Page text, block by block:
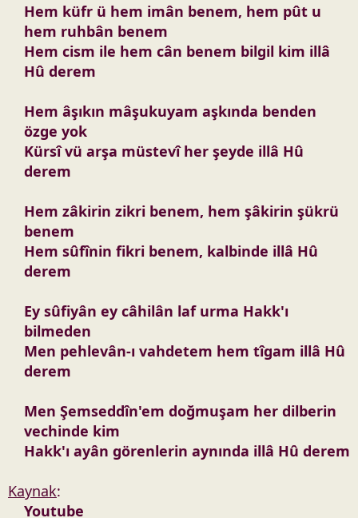
Hem küfr ü hem imân benem, hem pût u
hem ruhbân benem
Hem cism ile hem cân benem bilgil kim illâ
Hû derem
Hem âşıkın mâşukuyam aşkında benden
özge yok
Kürsî vü arşa müstevî her şeyde illâ Hû
derem
Hem zâkirin zikri benem, hem şâkirin şükrü
benem
Hem sûfînin fikri benem, kalbinde illâ Hû
derem
Ey sûfiyân ey câhilân laf urma Hakk'ı
bilmeden
Men pehlevân-ı vahdetem hem tîgam illâ Hû
derem
Men Şemseddîn'em doğmuşam her dilberin
vechinde kim
Hakk'ı ayân görenlerin aynında illâ Hû derem
Kaynak:
Youtube